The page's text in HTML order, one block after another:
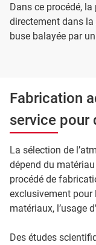
Dans ce procédé,
directement dans la
buse balayée par
Fabrication
service pour
La sélection de
dépend du
procédé de
exclusivement pour
matériaux, l’usage
Des études